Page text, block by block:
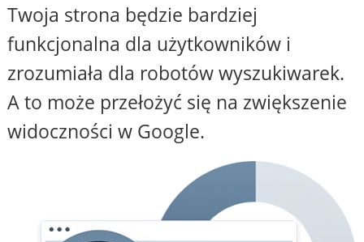
Twoja strona będzie bardziej
funkcjonalna dla użytkowników i
zrozumiała dla robotów wyszukiwarek.
A to może przełożyć się na zwiększenie
widoczności w Google.